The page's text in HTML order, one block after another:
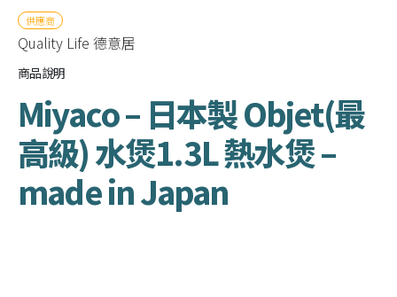
供應商
Quality Life 德意居
商品說明
Miyaco – 日本製 Objet(最
高級) 水煲1.3L 熱水煲 –
made in Japan